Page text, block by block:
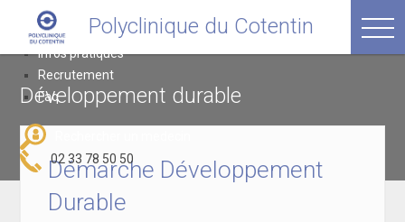
contenu
Polyclinique du Cotentin
avenue Thivet, 50120 Equeurdreville
Infos pratiques
Recrutement
Faq
02 33 78 50 50
Développement durable
Démarche Développement
Durable